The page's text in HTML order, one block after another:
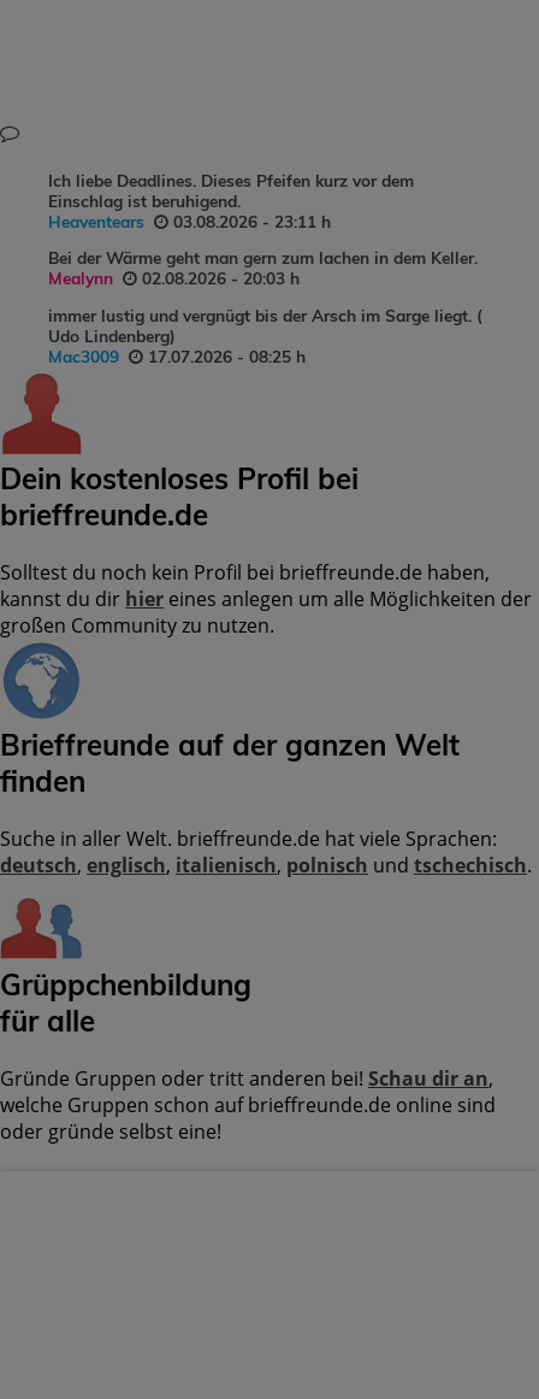
Ich liebe Deadlines. Dieses Pfeifen kurz vor dem
Einschlag ist beruhigend.
Heaventears
03.08.2026 - 23:11 h
Bei der Wärme geht man gern zum lachen in dem Keller.
Mealynn
02.08.2026 - 20:03 h
immer lustig und vergnügt bis der Arsch im Sarge liegt. (
Udo Lindenberg)
Mac3009
17.07.2026 - 08:25 h
Dein kostenloses Profil bei
brieffreunde.de
Solltest du noch kein Profil bei brieffreunde.de haben,
kannst du dir hier eines anlegen um alle Möglichkeiten der
großen Community zu nutzen.
Brieffreunde auf der ganzen Welt
finden
Suche in aller Welt. brieffreunde.de hat viele Sprachen:
deutsch, englisch, italienisch, polnisch und tschechisch.
Grüppchenbildung
für alle
Gründe Gruppen oder tritt anderen bei! Schau dir an,
welche Gruppen schon auf brieffreunde.de online sind
oder gründe selbst eine!